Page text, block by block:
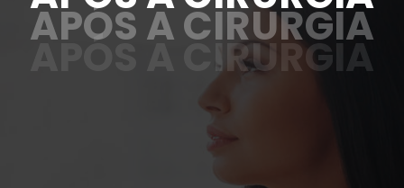
APÓS A CIRURGIA
APÓS A CIRURGIA